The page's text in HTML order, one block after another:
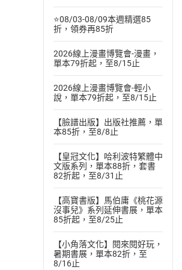
⭐08/03-08/09本週精選85
折，領券再85折
2026線上漫畫博覽會-漫畫，
單本79折起，至8/15止
2026線上漫畫博覽會-輕小
說，單本79折起，至8/15止
【臉譜出版】出版社推薦，單
本85折，至8/8止
【皇冠文化】哈利波特繁體中
文版系列，單本88折，套書
82折起，至8/31止
【高寶書版】馬伯庸《桃花源
沒事兒》系列延伸書展，單本
85折起，至8/25止
【小角落文化】閱來閱好玩，
暑期書展，單本82折，至
8/16止